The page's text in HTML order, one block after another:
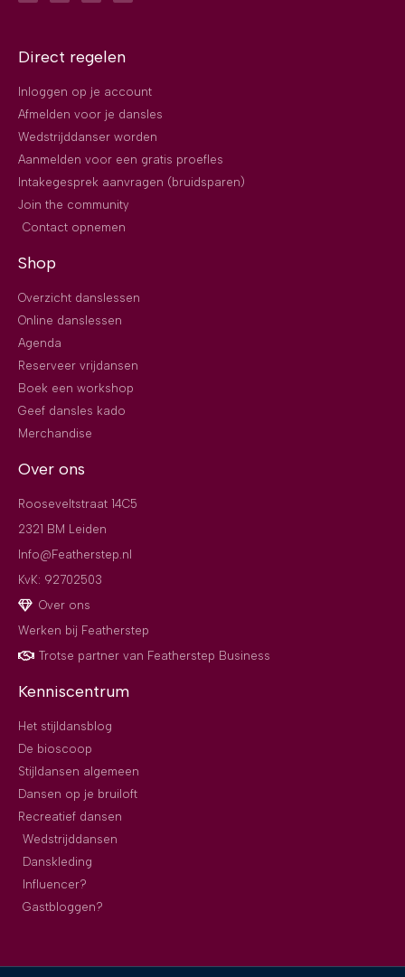
Direct regelen
Inloggen op je account
Afmelden voor je dansles
Wedstrijddanser worden
Aanmelden voor een gratis proefles
Intakegesprek aanvragen (bruidsparen)
Join the community
Contact opnemen
Shop
Overzicht danslessen
Online danslessen
Agenda
Reserveer vrijdansen
Boek een workshop
Geef dansles kado
Merchandise
Over ons
Rooseveltstraat 14C5
2321 BM Leiden
Info@Featherstep.nl
KvK: 92702503
Over ons
Werken bij Featherstep
Trotse partner van Featherstep Business
Kenniscentrum
Het stijldansblog
De bioscoop
Stijldansen algemeen
Dansen op je bruiloft
Recreatief dansen
Wedstrijddansen
Danskleding
Influencer?
Gastbloggen?